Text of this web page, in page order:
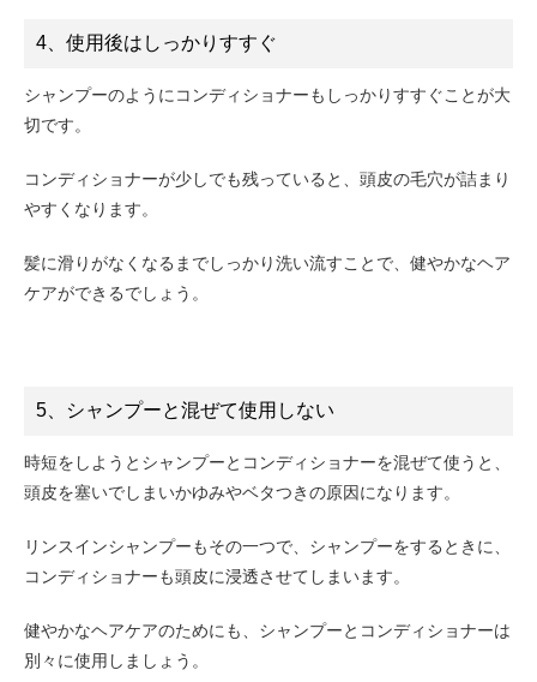
4、使用後はしっかりすすぐ
シャンプーのようにコンディショナーもしっかりすすぐことが大
切です。
コンディショナーが少しでも残っていると、 頭皮の毛穴が詰まり
やすくなります。
髪に滑りがなくなるまでしっかり洗い流すことで、健やかなヘア
ケアができるでしょう。
5、シャンプーと混ぜて使用しない
時短をしようとシャンプーとコンディショナーを混ぜて使うと、
頭皮を塞いでしまいかゆみやベタつきの原因になります。
リンスインシャンプーもその一つで、シャンプーをするときに、
コンディショナーも頭皮に浸透させてしまいます。
健やかなヘアケアのためにも、シャンプーとコンディショナーは
別々に使用しましょう。